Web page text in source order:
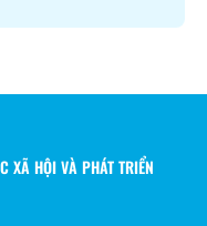
XÃ HỘI VÀ PHÁT TRIỂN